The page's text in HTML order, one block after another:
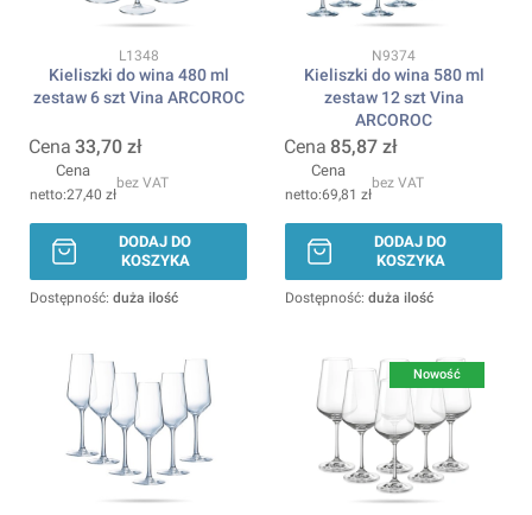
Kod produktu
L1348
Kieliszki do wina 480 ml
zestaw 6 szt Vina ARCOROC
Cena 33,70 zł
Cena
27,40 zł
bez VAT
DODAJ DO
KOSZYKA
Dostępność: duża ilość
Kod produktu
N9374
Kieliszki do wina 580 ml
zestaw 12 szt Vina
ARCOROC
Cena 85,87 zł
Cena
69,81 zł
bez VAT
DODAJ DO
KOSZYKA
Dostępność: duża ilość
Nowość